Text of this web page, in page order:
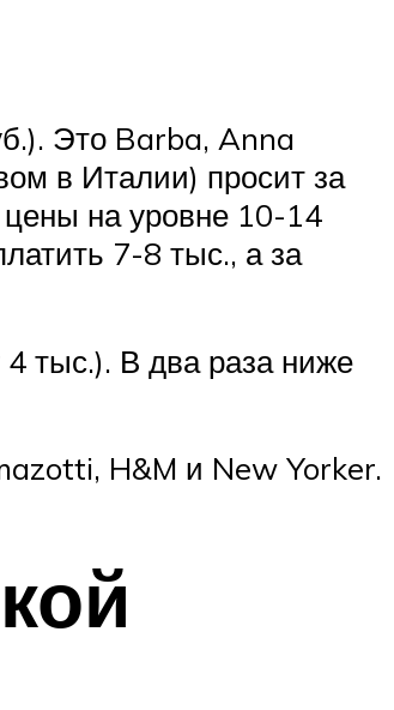
Это Barba, Anna
в Италии) просит за
на уровне 10-14
7-8 тыс., а за
тыс.). В два раза ниже
H&M и New Yorker.